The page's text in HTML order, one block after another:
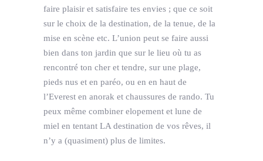
faire plaisir et satisfaire tes envies ; que ce soit
sur le choix de la destination, de la tenue, de la
mise en scène etc. L’union peut se faire aussi
bien dans ton jardin que sur le lieu où tu as
rencontré ton cher et tendre, sur une plage,
pieds nus et en paréo, ou en en haut de
l’Everest en anorak et chaussures de rando. Tu
peux même combiner elopement et lune de
miel en tentant LA destination de vos rêves, il
n’y a (quasiment) plus de limites.